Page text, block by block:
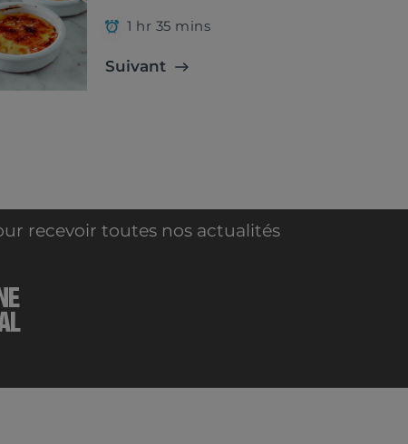
1 hr 35 mins
Suivant
recevoir toutes nos actualités